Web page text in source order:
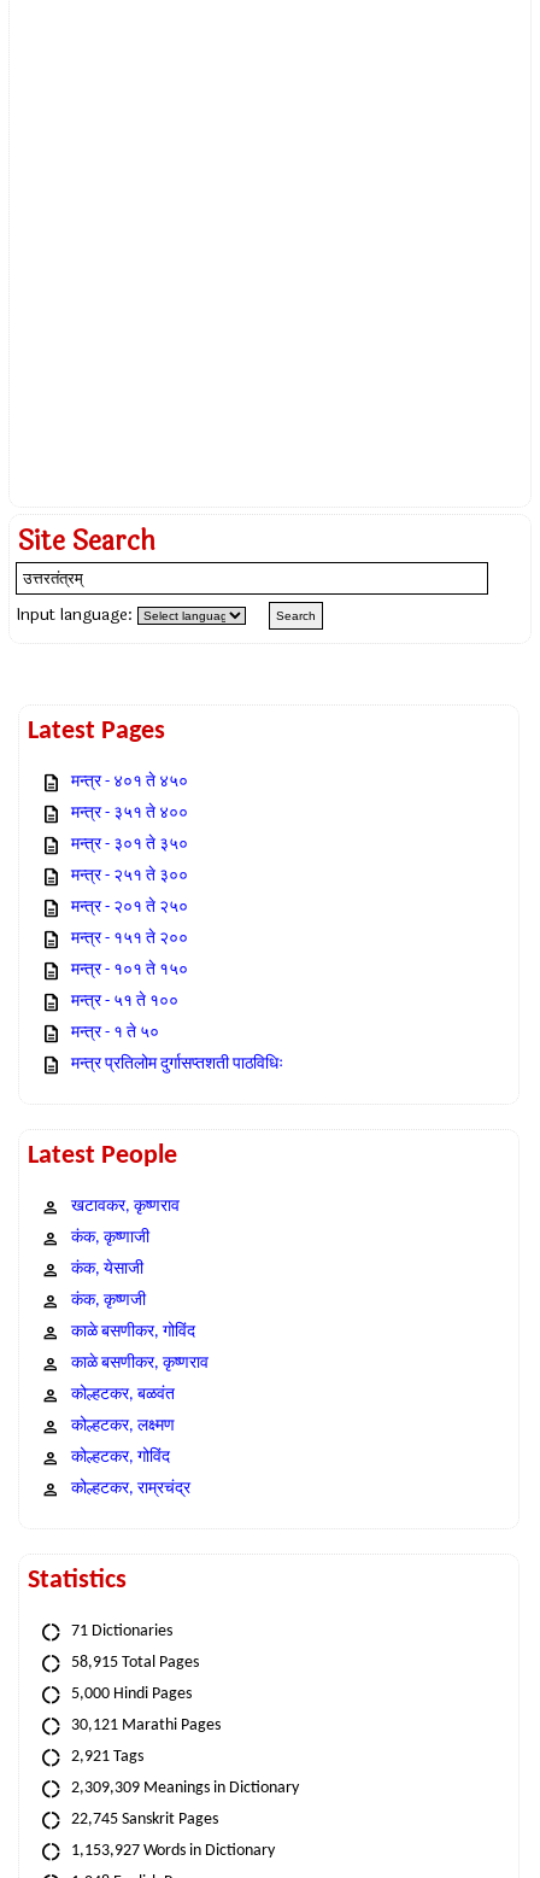
Site Search
Input language:
Latest Pages
मन्त्र - ४०१ ते ४५०
मन्त्र - ३५१ ते ४००
मन्त्र - ३०१ ते ३५०
मन्त्र - २५१ ते ३००
मन्त्र - २०१ ते २५०
मन्त्र - १५१ ते २००
मन्त्र - १०१ ते १५०
मन्त्र - ५१ ते १००
मन्त्र - १ ते ५०
मन्त्र प्रतिलोम दुर्गासप्तशती पाठविधिः
Latest People
खटावकर, कृष्णराव
कंक, कृष्णाजी
कंक, येसाजी
कंक, कृष्णजी
काळे बसणीकर, गोविंद
काळे बसणीकर, कृष्णराव
कोल्हटकर, बळवंत
कोल्हटकर, लक्ष्मण
कोल्हटकर, गोविंद
कोल्हटकर, राम्रचंद्र
Statistics
71 Dictionaries
58,915 Total Pages
5,000 Hindi Pages
30,121 Marathi Pages
2,921 Tags
2,309,309 Meanings in Dictionary
22,745 Sanskrit Pages
1,153,927 Words in Dictionary